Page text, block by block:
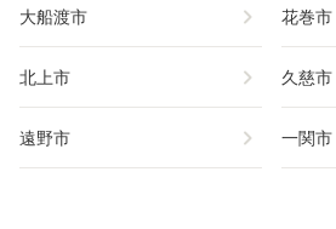
大船渡市 chevron_right 花巻市
北上市 chevron_right 久慈市
遠野市 chevron_right 一関市